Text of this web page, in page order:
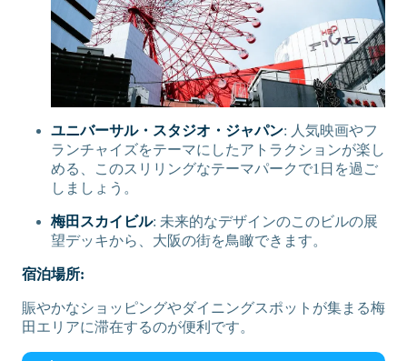
ユニバーサル・スタジオ・ジャパン: 人気映画やフ
ランチャイズをテーマにしたアトラクションが楽し
める、このスリリングなテーマパークで1日を過ご
しましょう。
梅田スカイビル: 未来的なデザインのこのビルの展
望デッキから、大阪の街を鳥瞰できます。
宿泊場所:
賑やかなショッピングやダイニングスポットが集まる梅
田エリアに滞在するのが便利です。